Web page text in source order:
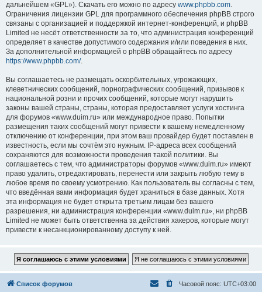
дальнейшем «GPL»). Скачать его можно по адресу www.phpbb.com.
Ограничения лицензии GPL для программного обеспечения phpBB строго
связаны с организацией и поддержкой интернет-конференций, и phpBB
Limited не несёт ответственности за то, что администрация конференций
определяет в качестве допустимого содержания и/или поведения в них.
За дополнительной информацией о phpBB обращайтесь по адресу
https://www.phpbb.com/.
Вы соглашаетесь не размещать оскорбительных, угрожающих,
клеветнических сообщений, порнографических сообщений, призывов к
национальной розни и прочих сообщений, которые могут нарушить
законы вашей страны, страны, которая предоставляет услуги хостинга
для форумов «www.duim.ru» или международное право. Попытки
размещения таких сообщений могут привести к вашему немедленному
отключению от конференции, при этом ваш провайдер будет поставлен в
известность, если мы сочтём это нужным. IP-адреса всех сообщений
сохраняются для возможности проведения такой политики. Вы
соглашаетесь с тем, что администраторы форумов «www.duim.ru» имеют
право удалить, отредактировать, перенести или закрыть любую тему в
любое время по своему усмотрению. Как пользователь вы согласны с тем,
что введённая вами информация будет храниться в базе данных. Хотя
эта информация не будет открыта третьим лицам без вашего
разрешения, ни администрация конференции «www.duim.ru», ни phpBB
Limited не может быть ответственна за действия хакеров, которые могут
привести к несанкционированному доступу к ней.
Список форумов Часовой пояс: UTC+03:00